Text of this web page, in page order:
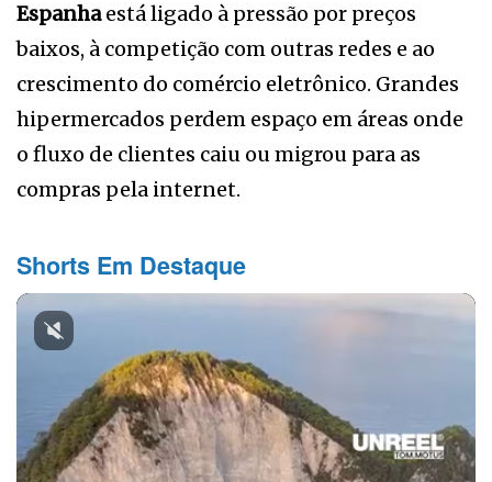
Espanhaestá ligado à pressão por preços
baixos, à competição com outras redes e ao
crescimento do comércio eletrônico. Grandes
hipermercados perdem espaço em áreas onde
o fluxo de clientes caiu ou migrou para as
compras pela internet.
Shorts Em Destaque